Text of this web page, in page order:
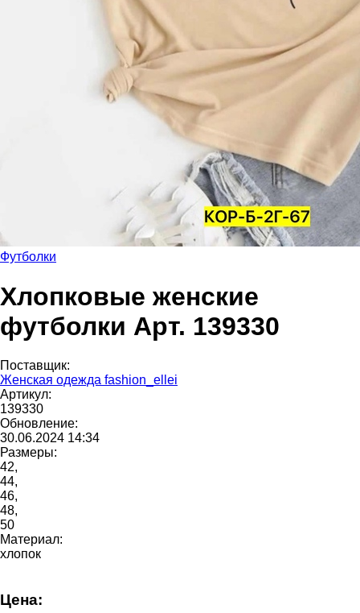
Футболки
Хлопковые женские
футболки Арт. 139330
Поставщик:
Женская одежда fashion_ellei
Артикул:
139330
Обновление:
30.06.2024 14:34
Размеры:
42,
44,
46,
48,
50
Материал:
хлопок
Цена: